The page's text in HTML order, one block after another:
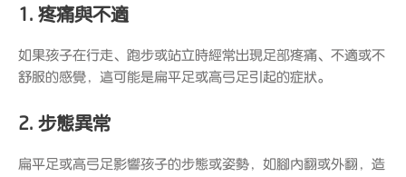
1. 疼痛與不適
如果孩子在行走、跑步或站立時經常出現足部疼痛、不適或不
舒服的感覺，這可能是扁平足或高弓足引起的症狀。
2. 步態異常
扁平足或高弓足影響孩子的步態或姿勢，如腳內翻或外翻，造